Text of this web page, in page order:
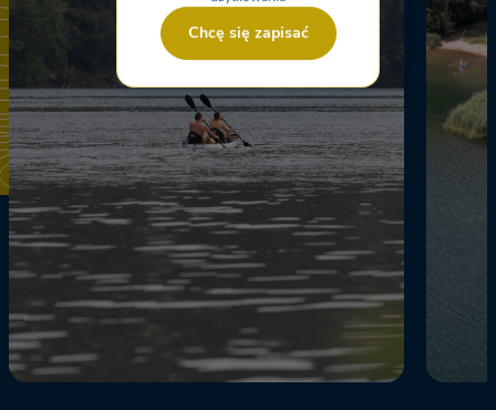
Chcę się zapisać